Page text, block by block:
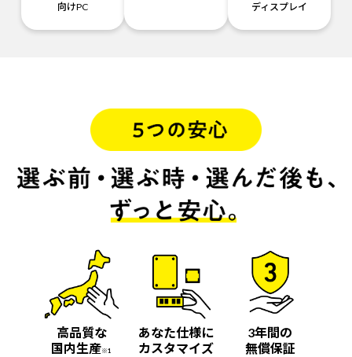
向けPC
ディスプレイ
高品質な
国内生産※1
あなた仕様に
カスタマイズ
3年間の
無償保証